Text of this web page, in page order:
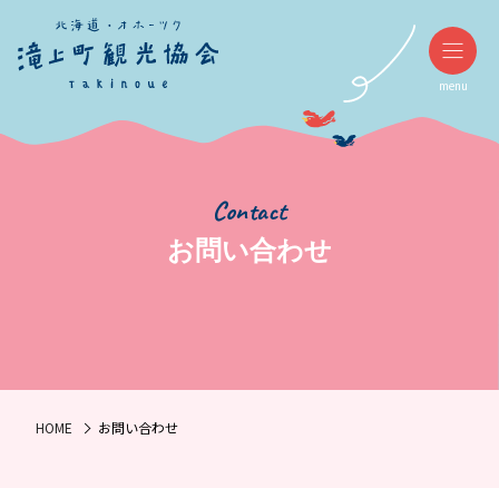
Contact
お問い合わせ
menu
HOME お問い合わせ